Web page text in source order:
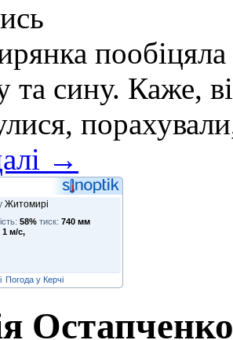
та сину. Каже,
→
Житомирі
58% тиск: 740 мм
1 м/с,
Погода у Керчі